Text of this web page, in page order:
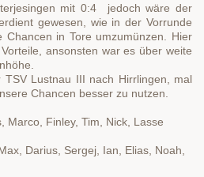
mit 0:4 jedoch wäre der
gewesen, wie in der Vorrunde
in Tore umzumünzen. Hier
ansonsten war es über weite
TSV Lustnau III nach Hirrlingen, mal
Chancen besser zu nutzen.
Marco, Finley, Tim, Nick, Lasse
Darius, Sergej, Ian, Elias, Noah,